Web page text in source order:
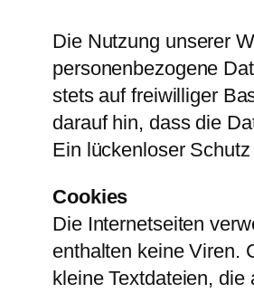
Die Nutzung unserer
personenbezogene
stets auf freiwilliger
darauf hin, dass die
Ein lückenloser
Cookies
Die Internetseiten
enthalten keine Viren.
kleine Textdateien,